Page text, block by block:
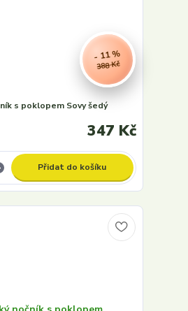
388 Kč
- 11 %
s poklopem Sovy šedý
347 Kč
Přidat do košíku